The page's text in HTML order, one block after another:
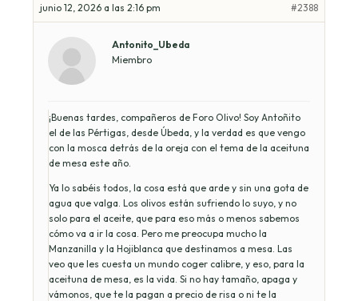
junio 12, 2026 a las 2:16 pm #2388
Antonito_Ubeda
Miembro
¡Buenas tardes, compañeros de Foro Olivo! Soy Antoñito
el de las Pértigas, desde Úbeda, y la verdad es que vengo
con la mosca detrás de la oreja con el tema de la aceituna
de mesa este año.
Ya lo sabéis todos, la cosa está que arde y sin una gota de
agua que valga. Los olivos están sufriendo lo suyo, y no
solo para el aceite, que para eso más o menos sabemos
cómo va a ir la cosa. Pero me preocupa mucho la
Manzanilla y la Hojiblanca que destinamos a mesa. Las
veo que les cuesta un mundo coger calibre, y eso, para la
aceituna de mesa, es la vida. Si no hay tamaño, apaga y
vámonos, que te la pagan a precio de risa o ni te la